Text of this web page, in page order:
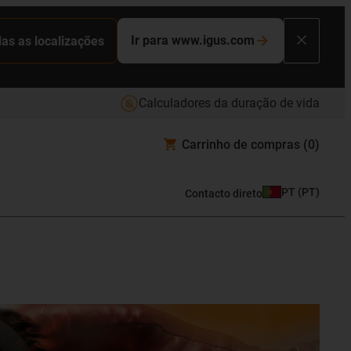
as localizações Ir para www.igus.com
Calculadores da duração de vida
Carrinho de compras (0)
Contacto direto PT (PT)